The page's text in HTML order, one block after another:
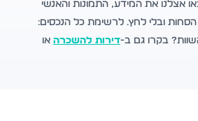
אצלנו את המידע, התמונות והאנשי
ובלי לחץ. לרשימת כל הנכסים:
בקרו גם ב-דירות להשכרה או